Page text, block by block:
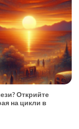
Открийте
на цикли в